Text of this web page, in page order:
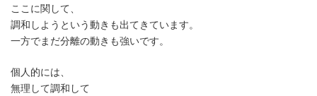
ここに関して、
調和しようという動きも出てきています。
一方でまだ分離の動きも強いです。
個人的には、
無理して調和して